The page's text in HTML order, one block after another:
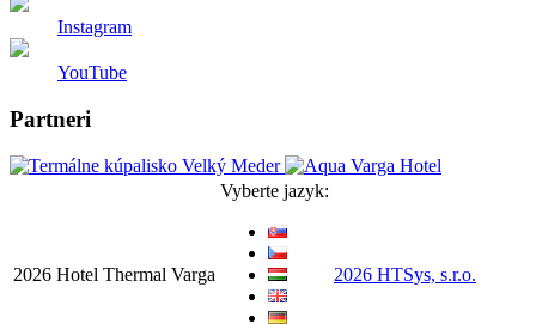
Instagram
YouTube
Partneri
2026 Hotel Thermal Varga
Vyberte jazyk:
2026 HTSys, s.r.o.